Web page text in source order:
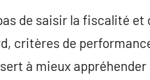
de saisir la fiscalité
critères de
à mieux